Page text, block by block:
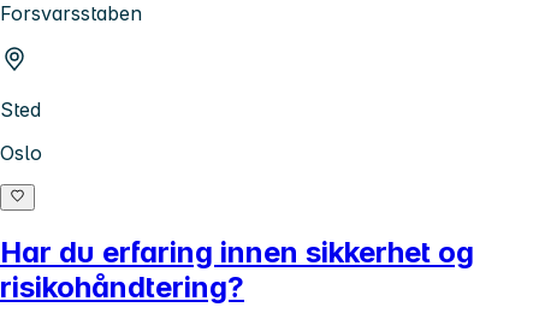
Forsvarsstaben
Sted
Oslo
Har du erfaring innen sikkerhet og
risikohåndtering?